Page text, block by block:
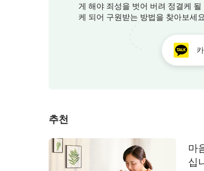
게 해야 죄성을 벗어 버려 정결케
케 되어 구원받는 방법을 찾아보세
추천
마
십